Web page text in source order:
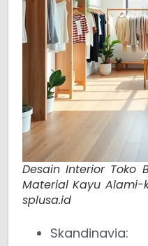
Desain Interior Toko
Material Kayu
splusa.id
Skandinavia: